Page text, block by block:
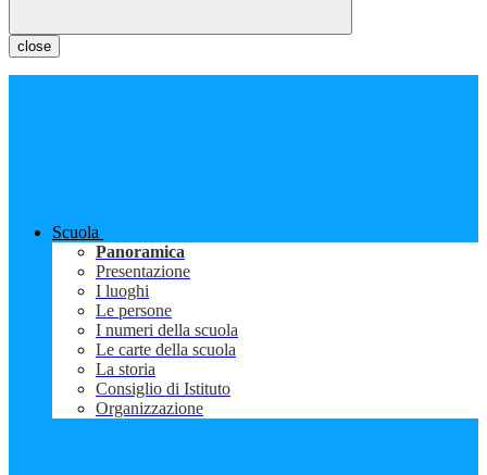
close
Scuola
Panoramica
Presentazione
I luoghi
Le persone
I numeri della scuola
Le carte della scuola
La storia
Consiglio di Istituto
Organizzazione